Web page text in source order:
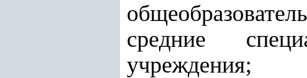
средние
учреждения;